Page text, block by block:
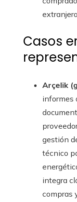
Casos
Arçelik
informes
gestión
técnico
integra
compras